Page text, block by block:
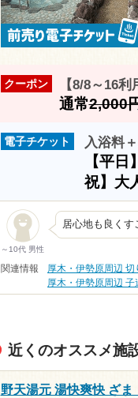
クーポン 【8/8～16
通常2,000
電子チケット 入浴料
【平
祝】大
～10代 男性
居心地も良くす
関連情報 厚木・伊勢原周辺 切
厚木・伊勢原周辺 子
近くのオススメ施
野天湯元 湯快爽快 ざま